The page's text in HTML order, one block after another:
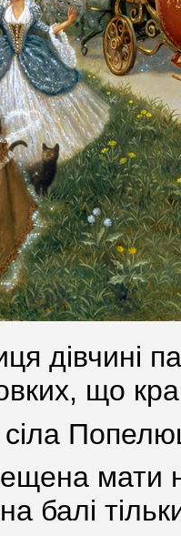
дівчині
що
мати
балі